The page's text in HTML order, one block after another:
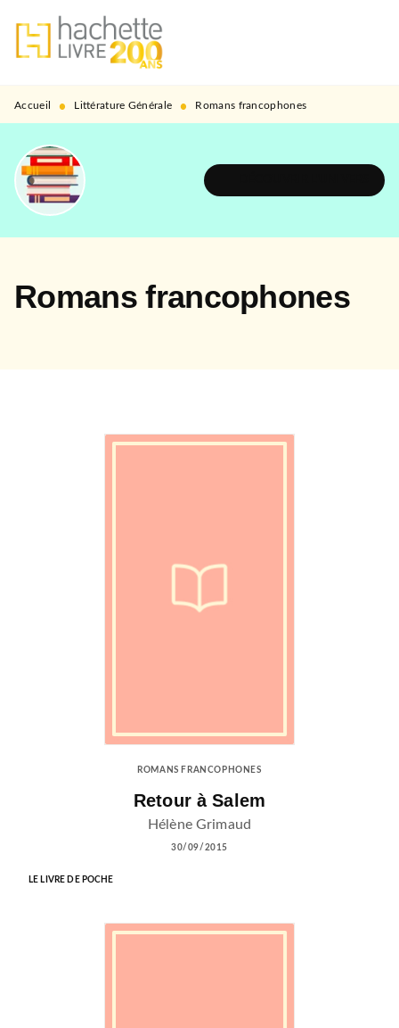
MENU RECHERCHE
PIED DE PAGE
Accueil • Littérature Générale • Romans francophones
Romans francophones
ROMANS FRANCOPHONES
Retour à Salem
Hélène Grimaud
30/09/2015
LE LIVRE DE POCHE